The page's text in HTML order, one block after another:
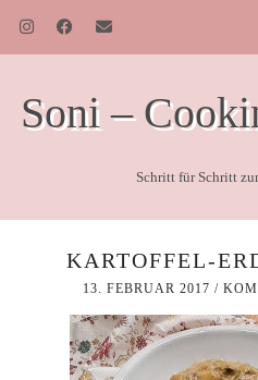
Soni –
Schritt für Schritt
KARTOFFEL-
13. FEBRUAR 2017 /